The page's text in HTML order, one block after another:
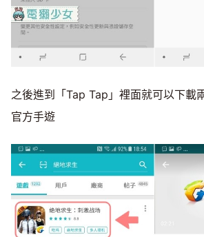
之後進到「Tap Tap」裡面就可以下載
官方手遊